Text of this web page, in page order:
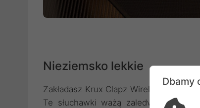
Nieziemsko lekkie
Zakładasz Krux Clapz Wireless Black i
Te słuchawki ważą zaledwie 175 g,
Dbamy